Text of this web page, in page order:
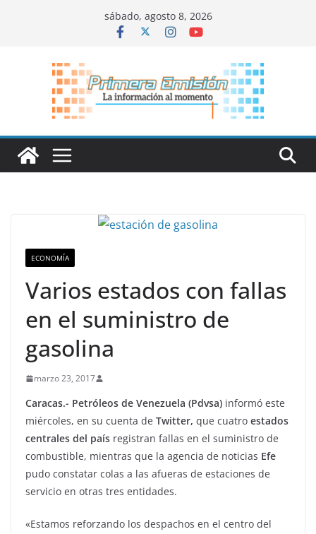
sábado, agosto 8, 2026
ECONOMÍA
Varios estados con fallas
en el suministro de
gasolina
marzo 23, 2017
Caracas.- Petróleos de Venezuela (Pdvsa) informó este
miércoles, en su cuenta de Twitter, que cuatro estados
centrales del país registran fallas en el suministro de
combustible, mientras que la agencia de noticias Efe
pudo constatar colas a las afueras de estaciones de
servicio en otras tres entidades.
«Estamos reforzando los despachos en el centro del